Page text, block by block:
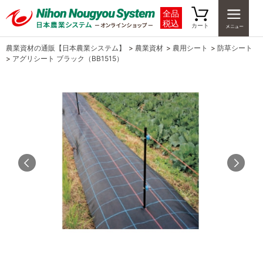
全品
税込
カート
農業資材の通販【日本農業システム】 > 農業資材 > 農用シート > 防草シート
> アグリシート ブラック（BB1515）